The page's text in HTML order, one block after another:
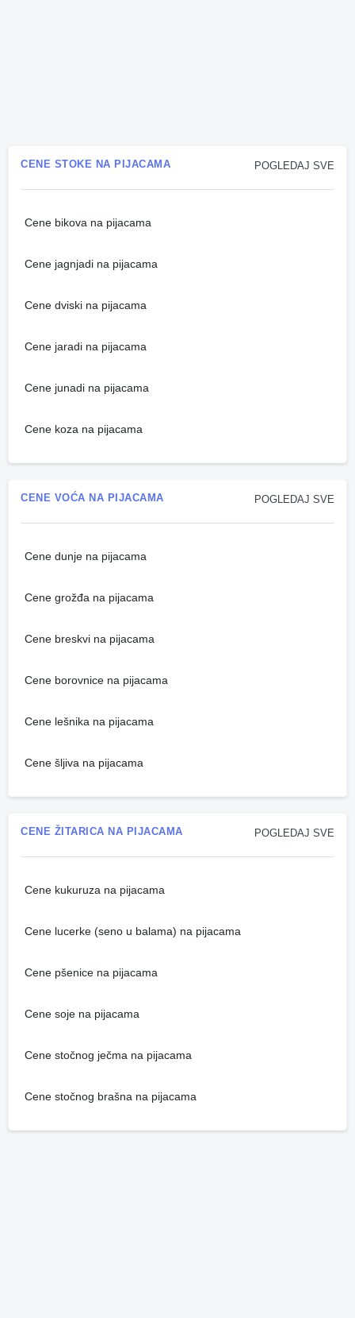
POGLEDAJ SVE
CENE STOKE NA PIJACAMA
Cene bikova na pijacama
Cene jagnjadi na pijacama
Cene dviski na pijacama
Cene jaradi na pijacama
Cene junadi na pijacama
Cene koza na pijacama
POGLEDAJ SVE
CENE VOĆA NA PIJACAMA
Cene dunje na pijacama
Cene grožđa na pijacama
Cene breskvi na pijacama
Cene borovnice na pijacama
Cene lešnika na pijacama
Cene šljiva na pijacama
POGLEDAJ SVE
CENE ŽITARICA NA PIJACAMA
Cene kukuruza na pijacama
Cene lucerke (seno u balama) na pijacama
Cene pšenice na pijacama
Cene soje na pijacama
Cene stočnog ječma na pijacama
Cene stočnog brašna na pijacama